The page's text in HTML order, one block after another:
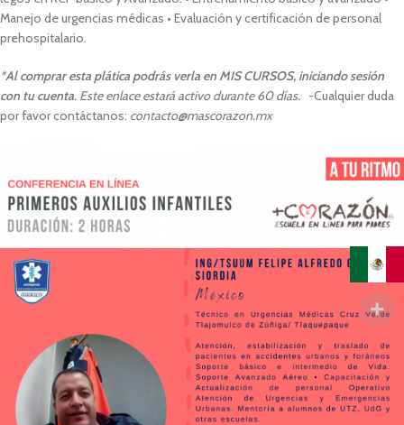
Manejo de urgencias médicas • Evaluación y certificación de personal
prehospitalario.
*Al comprar esta plática podrás verla en MIS CURSOS, iniciando sesión
con tu cuenta. Este enlace estará activo durante 60 días. -Cualquier duda
por favor contáctanos: contacto@mascorazon.mx